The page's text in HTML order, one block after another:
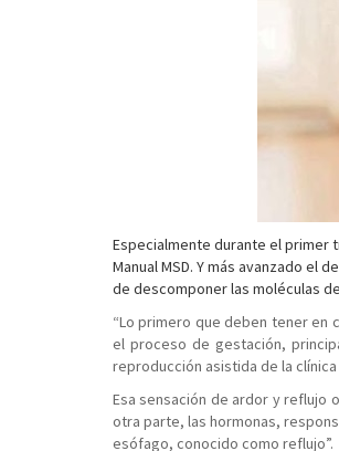
Especialmente durante el primer
Manual MSD. Y más avanzado
de descomponer las moléculas
“Lo primero que deben tener en
el proceso de gestación,
reproducción asistida de la clínica
Esa sensación de ardor y reflujo
otra parte, las hormonas,
esófago, conocido como reflujo”.